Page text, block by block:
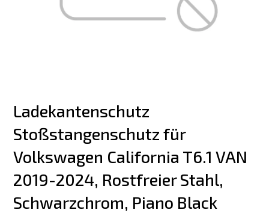
Ladekantenschutz
Stoßstangenschutz für
Volkswagen California T6.1 VAN
2019-2024, Rostfreier Stahl,
Schwarzchrom, Piano Black